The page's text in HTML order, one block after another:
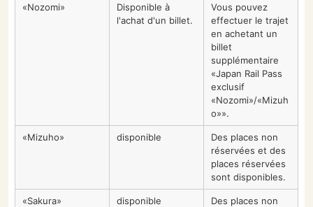
«Nozomi»
Disponible à
l'achat d'un billet.
Vous pouvez
effectuer le trajet
en achetant un
billet
supplémentaire
«Japan Rail Pass
exclusif
«Nozomi»/«Mizuh
o»».
«Mizuho» disponible
Des places non
réservées et des
places réservées
sont disponibles.
«Sakura» disponible
Des places non